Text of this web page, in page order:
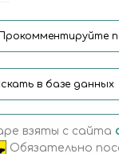
в базе данных
взяты с сайта
Обязательно